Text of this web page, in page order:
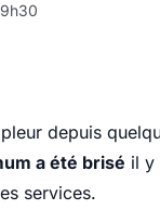
depuis
a été brisé il y
services.